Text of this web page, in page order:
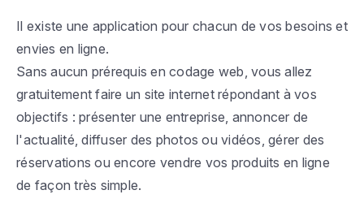
Il existe une application pour chacun de vos besoins et
envies en ligne.
Sans aucun prérequis en codage web, vous allez
gratuitement faire un site internet répondant à vos
objectifs : présenter une entreprise, annoncer de
l'actualité, diffuser des photos ou vidéos, gérer des
réservations ou encore vendre vos produits en ligne
de façon très simple.